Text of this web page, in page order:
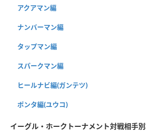
アクアマン編
ナンバーマン編
タップマン編
スパークマン編
ヒールナビ編(ガンテツ)
ポンタ編(ユウコ)
イーグル・ホークトーナメント対戦相手